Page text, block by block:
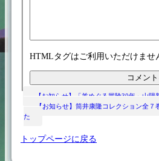
HTMLタグはご利用いただけませ
【お知らせ】「羊めぐる冒険30年」山陽
【お知らせ】筒井康隆コレクション全
た
トップページに戻る